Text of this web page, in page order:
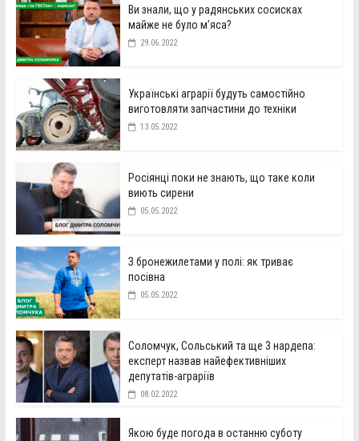
Ви знали, що у радянських сосисках
майже не було м’яса?
29.06.2022
Українські аграрії будуть самостійно
виготовляти запчастини до техніки
13.05.2022
Росіянці поки не знають, що таке коли
виють сирени
05.05.2022
З бронежилетами у полі: як триває
посівна
05.05.2022
Соломчук, Сольський та ще 3 нардепа:
експерт назвав найефективніших
депутатів-аграріїв
08.02.2022
Якою буде погода в останню суботу